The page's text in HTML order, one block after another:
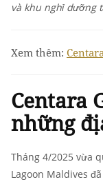
và khu nghỉ dưỡng
Xem thêm:
Centara
những
Tháng 4/2025 vừa
Lagoon Maldives